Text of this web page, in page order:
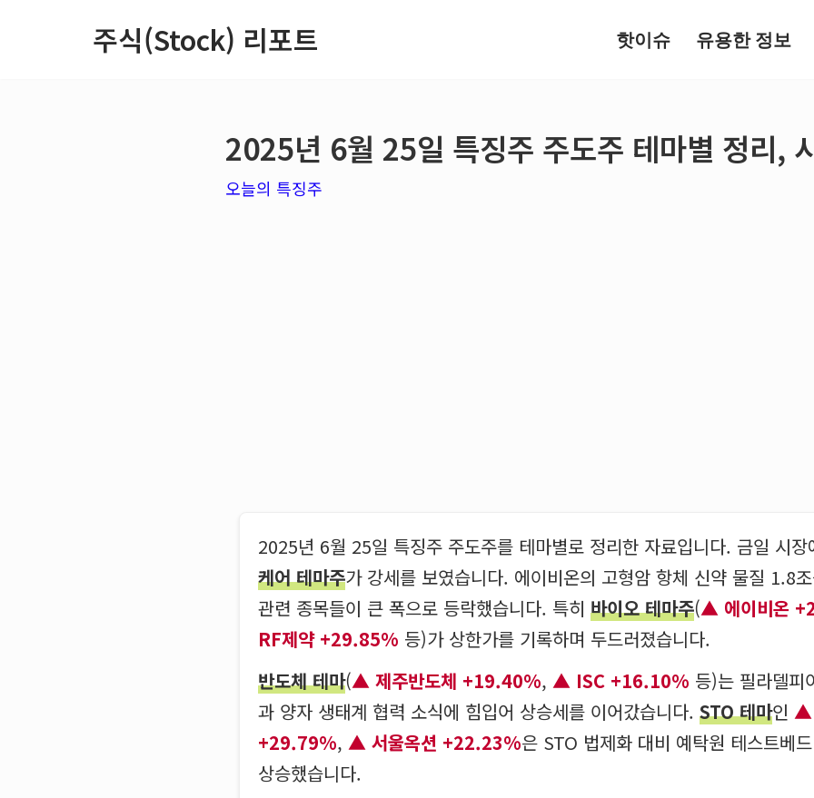
주식(Stock) 리포트 핫이슈 유용한 정보
2025년 6월 25일 특징주 주도주 테마별 정리,
오늘의 특징주
2025년 6월 25일 특징주 주도주를 테마별로 정리한 자료입니다. 금일 시
케어 테마주가 강세를 보였습니다. 에이비온의 고형암 항체 신약 물질 1.8
관련 종목들이 큰 폭으로 등락했습니다. 특히바이오 테마주(
에이비온
RF제약 +29.85% 등)가 상한가를 기록하며 두드러졌습니다.
반도체 테마( 제주반도체 +19.40%, ISC +16.10% 등)는 필라델피
과 양자 생태계 협력 소식에 힘입어 상승세를 이어갔습니다.STO 테마인
+29.79%, 서울옥션 +22.23%은 STO 법제화 대비 예탁원 테스트베
상승했습니다.